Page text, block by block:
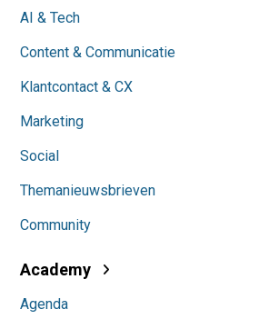
AI & Tech
Content & Communicatie
Klantcontact & CX
Marketing
Social
Themanieuwsbrieven
Community
Academy
Agenda